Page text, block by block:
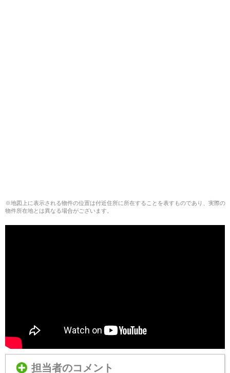
※地図上に表示される物件の位置は付近住所に所在することを表すものであり、実際の
物件所在地とは異なる場合がございます。
担当者のコメント